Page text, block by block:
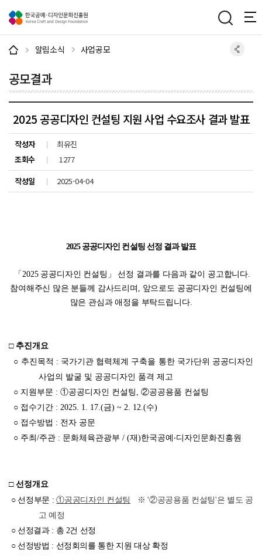
알림소식 사업공모
공모결과
2025 공공디자인 컨설팅 지원 사업 수요조사 결과 발표
작성자
최유진
조회수
1277
작성일
2025-04-04
2025 공공디자인 컨설팅 선정 결과 발표
「2025 공공디자인 컨설팅」 선정 결과를 다음과 같이 공고합니다.
참여해주신 많은 분들께 감사드리며, 앞으로도 공공디자인 컨설팅에
많은 관심과 애정을 부탁드립니다.
□추진개요
○ 추진목적 : 국가기관 협력체계 구축을 통한 국가단위 공공디자인
사업의 발굴 및 공공디자인 품격 제고
○ 지원부문 : ①공공디자인 컨설팅, ②공공용품 컨설팅
○ 접수기간 : 2025. 1. 17.(금) ~ 2. 12.(수)
○ 접수방법 : 전자 공문
○ 주최/주관 : 문화체육관광부 / (재)한국공예‧디자인문화진흥원
□선정개요
○선정부문 :①공공디자인 컨설팅 ※ '②공공용품 컨설팅'은 별도 공
고 예정
○선정결과: 총 2건 선정
○선정방법 : 선정회의를 통한 지원 대상 확정